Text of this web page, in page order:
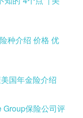
种介绍 价格 优
国年金险介绍
Group保险公司评